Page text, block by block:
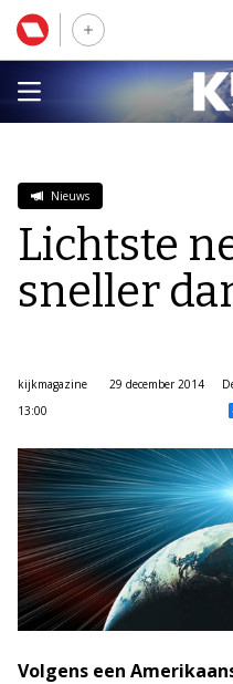
Nieuws
Lichtste
sneller
kijkmagazine
29 december 2014
13:00
Volgens een